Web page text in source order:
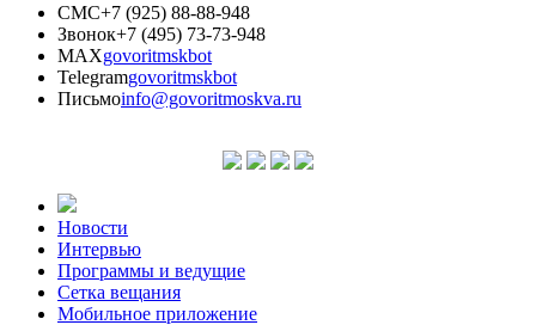
СМС+7 (925) 88-88-948
Звонок+7 (495) 73-73-948
MAXgovoritmskbot
Telegramgovoritmskbot
Письмоinfo@govoritmoskva.ru
Новости
Интервью
Программы и ведущие
Сетка вещания
Мобильное приложение